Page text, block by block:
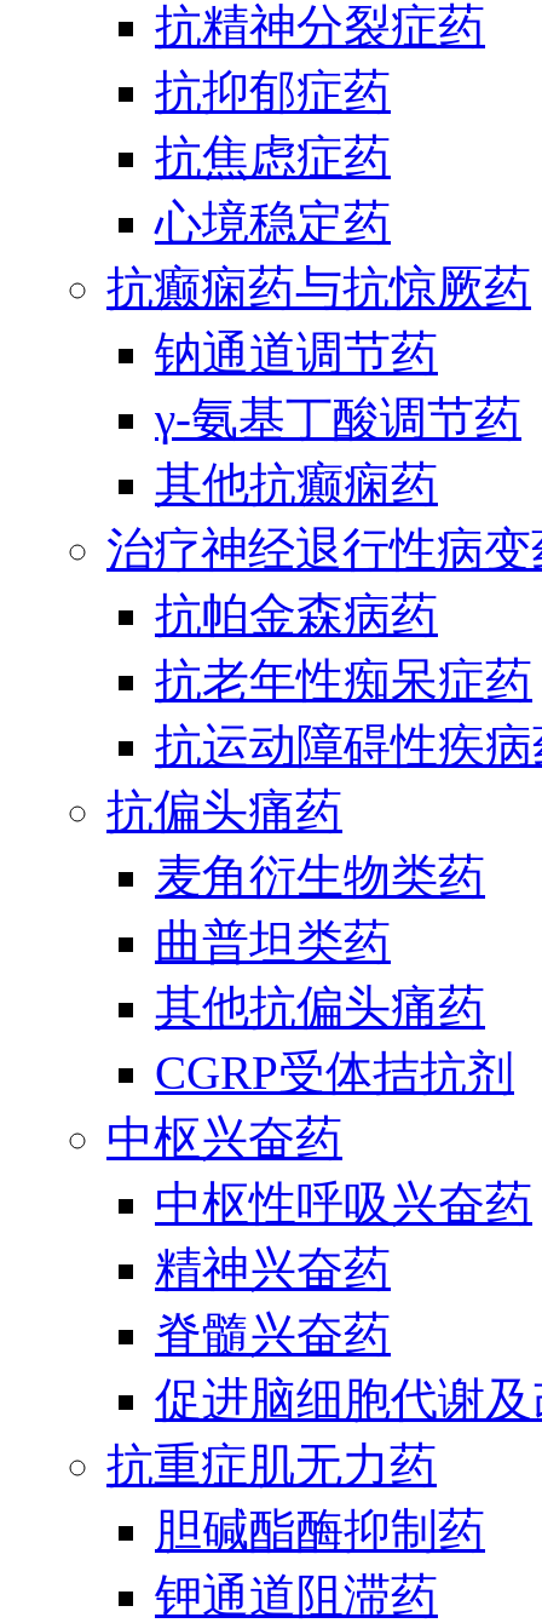
抗精神分裂症药
抗抑郁症药
抗焦虑症药
心境稳定药
抗癫痫药与抗惊厥药
钠通道调节药
γ-氨基丁酸调节药
其他抗癫痫药
治疗神经退行性病
抗帕金森病药
抗老年性痴呆症药
抗运动障碍性疾
抗偏头痛药
麦角衍生物类药
曲普坦类药
其他抗偏头痛药
CGRP受体拮抗剂
中枢兴奋药
中枢性呼吸兴奋药
精神兴奋药
脊髓兴奋药
促进脑细胞代谢
抗重症肌无力药
胆碱酯酶抑制药
钾通道阻滞药